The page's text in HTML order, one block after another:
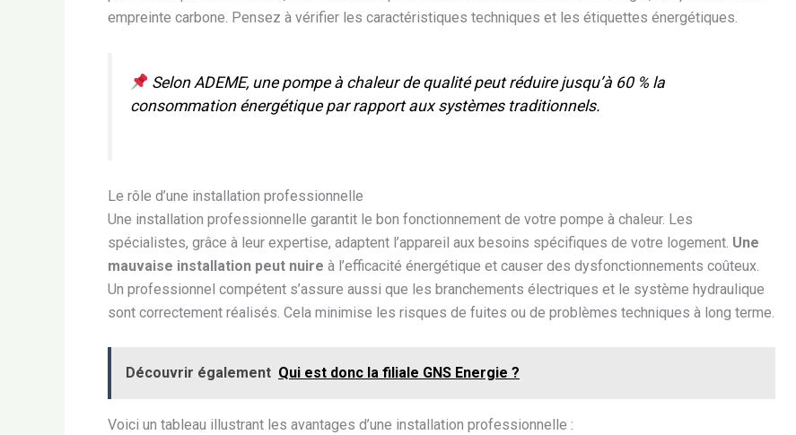
empreinte carbone. Pensez à vérifier les caractéristiques techniques et les étiquettes énergétiques.
SelonADEME, une pompe à chaleur de qualité peut réduire jusqu’à 60 % la
consommation énergétique par rapport aux systèmes traditionnels.
Le rôle d’une installation professionnelle
Une installation professionnelle garantit le bon fonctionnement de votre pompe à chaleur. Les
spécialistes, grâce à leur expertise, adaptent l’appareil aux besoins spécifiques de votre logement. Une
mauvaise installation peut nuire à l’efficacité énergétique et causer des dysfonctionnements coûteux.
Un professionnel compétent s’assure aussi que les branchements électriques et le système hydraulique
sont correctement réalisés. Cela minimise les risques de fuites ou de problèmes techniques à long terme.
Découvrir également Qui est donc la filiale GNS Energie ?
Voici un tableau illustrant les avantages d’une installation professionnelle :